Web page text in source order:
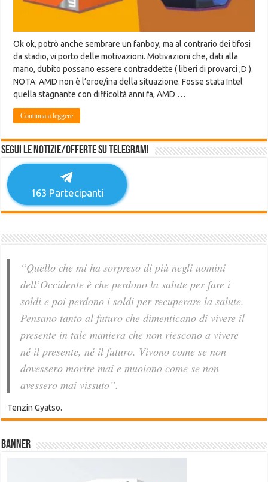
Ok ok, potrò anche sembrare un fanboy, ma al contrario dei tifosi
da stadio, vi porto delle motivazioni. Motivazioni che, dati alla
mano, dubito possano essere contraddette ( liberi di provarci ;D ).
NOTA: AMD non è l’eroe/ina della situazione. Fosse stata Intel
quella stagnante con difficoltà anni fa, AMD …
Continua a leggere
Segui le notizie/offerte su Telegram!
163 Partecipanti
“Quello che mi ha sorpreso di più negli uomini
dell’Occidente è che perdono la salute per fare i
soldi e poi perdono i soldi per recuperare la salute.
Pensano tanto al futuro che dimenticano di vivere il
presente in tale maniera che non riescono a vivere
né il presente, né il futuro. Vivono come se non
dovessero morire mai e muoiono come se non
avessero mai vissuto”.
Tenzin Gyatso.
Banner